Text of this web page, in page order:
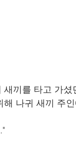
새끼를 타고 가
해 나귀 새끼 주